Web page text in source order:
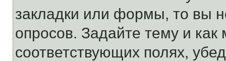
закладки или формы, то вы
опросов. Задайте тему и
соответствующих полях,